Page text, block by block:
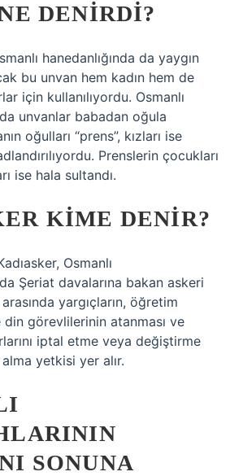
DENIRDI?
hanedanlığında da yaygın
bu unvan hem kadın hem de
için kullanılıyordu. Osmanlı
unvanlar babadan oğula
oğulları “prens”, kızları ise
Prenslerin çocukları
ise hala sultandı.
KIME DENIR?
Osmanlı
Şeriat davalarına bakan askeri
yargıçların, öğretim
görevlilerinin atanması ve
iptal etme veya değiştirme
yetkisi yer alır.
SONUNA